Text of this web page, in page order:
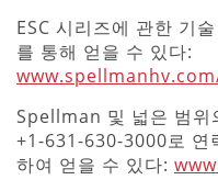
ESC 시리즈에 관한 기
를 통해 얻을 수 있다:
Spellman 및 넓은 범위
+1-631-630-3000로 연
하여 얻을 수 있다: